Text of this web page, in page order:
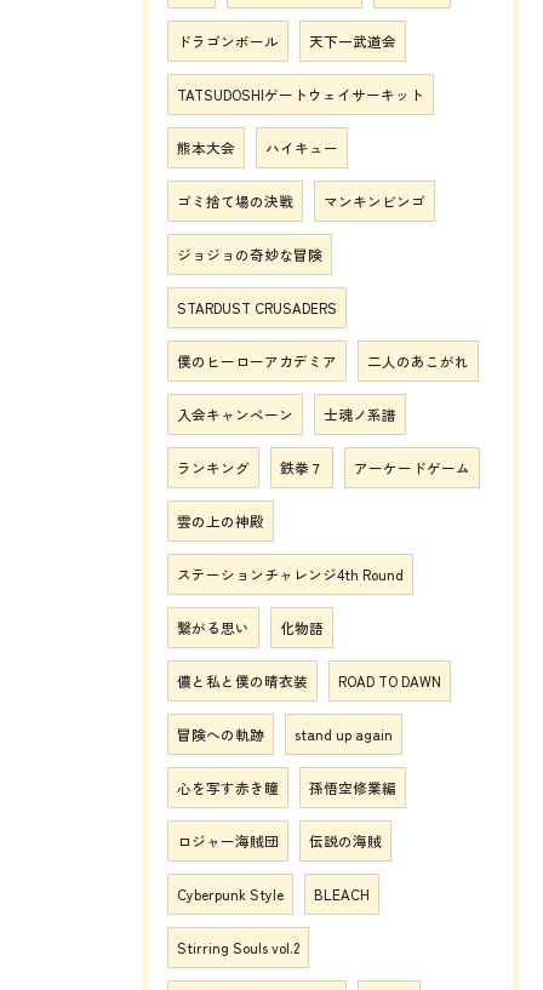
ドラゴンボール 天下一武道会
TATSUDOSHIゲートウェイサーキット
熊本大会 ハイキュー
ゴミ捨て場の決戦 マンキンビンゴ
ジョジョの奇妙な冒険
STARDUST CRUSADERS
僕のヒーローアカデミア 二人のあこがれ
入会キャンペーン 士魂ノ系譜
ランキング 鉄拳７ アーケードゲーム
雲の上の神殿
ステーションチャレンジ4th Round
繋がる思い 化物語
儂と私と僕の晴衣装 ROAD TO DAWN
冒険への軌跡 stand up again
心を写す赤き瞳 孫悟空修業編
ロジャー海賊団 伝説の海賊
Cyberpunk Style BLEACH
Stirring Souls vol.2